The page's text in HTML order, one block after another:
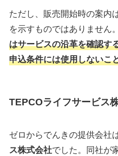
ただし、販売開始時の案内
を示すものではありません。
はサービスの沿革を確認す
申込条件には使用しないこ
TEPCOライフサービス
ゼロからでんきの提供会社は
ス株式会社でした。同社が